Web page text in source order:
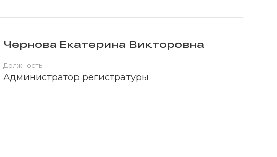
Чернова Екатерина Викторовна
Должность
Администратор регистратуры